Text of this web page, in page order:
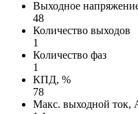
Выходное
48
Количество выходов
1
Количество фаз
1
КПД, %
78
Макс. выходной ток,